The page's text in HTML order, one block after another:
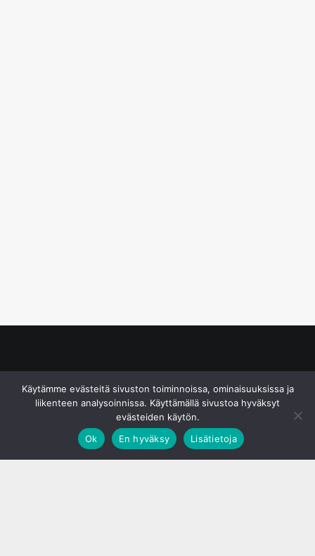
Käytämme evästeitä sivuston toiminnoissa, ominaisuuksissa ja
liikenteen analysoinnissa. Käyttämällä sivustoa hyväksyt
evästeiden käytön.
Ok
En hyväksy Lisätietoja